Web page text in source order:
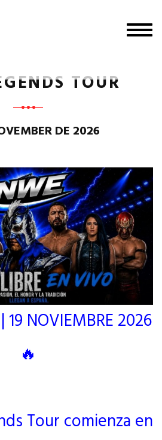
TOUR
DE 2026
19 NOVIEMBRE 2026
🔥
Tour comienza en